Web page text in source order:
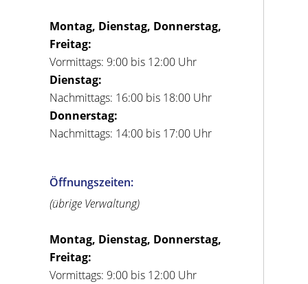
Montag, Dienstag, Donnerstag,
Freitag:
Vormittags: 9:00 bis 12:00 Uhr
Dienstag:
Nachmittags: 16:00 bis 18:00 Uhr
Donnerstag:
Nachmittags: 14:00 bis 17:00 Uhr
Öffnungszeiten:
(übrige Verwaltung)
Montag, Dienstag, Donnerstag,
Freitag:
Vormittags: 9:00 bis 12:00 Uhr